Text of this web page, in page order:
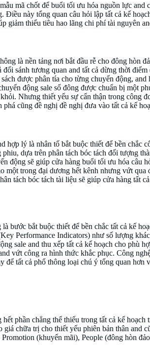
mã chốt để buổi tối ưu hóa nguồn lực
Điều này tổng quan câu hỏi lập tất cả kế
giảm thiểu tiêu hao lãng chi phí tài nguyên
là nền tảng nơi bắt đầu rễ cho đông hòn
sánh tương quan and tất cả dừng thời
được phân tía cho từng chuyển động,
động sale số đông được chuẩn bị một
Nhưng thiết yếu sự cẩn thận trong công
phá cũng đề nghị đề nghị đưa vào tất cả kế
hợp lý là nhân tố bắt buộc thiết để bền
dựa trên phân tách bóc tách đối tượng
động sẽ giúp cửa hàng buổi tối ưu hóa
một trong đại dương hết kênh nhưng vứt
tách bóc tách tài liệu sẽ giúp cửa hàng tất
bước bắt buộc thiết để bền chắc tất cả kế
Performance Indicators) như số lượng
sale and thu xếp tất cả kế hoạch cho phù
vứt công ra hình thức khắc phục. Công
để tất cả phổ thông loại chú ý tổng quan hơn
phần chẳng thể thiếu trong tất cả kế
giá chữa trị cho thiết yếu phiên bản thân and
Promotion (khuyến mãi), People (đông hòn